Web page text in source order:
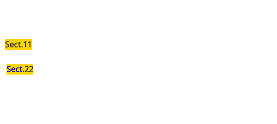
Sect.11
Sect.22